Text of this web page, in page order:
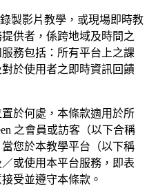
錄製影片教學，或現場即時教
供者，係跨地域及時間之
務包括：所有平台上之課
於使用者之即時資訊回饋
於何處，本條款適用於所
之會員或訪客（以下合稱
當您於本教學平台（以下稱
／或使用本平台服務，即表
受並遵守本條款。